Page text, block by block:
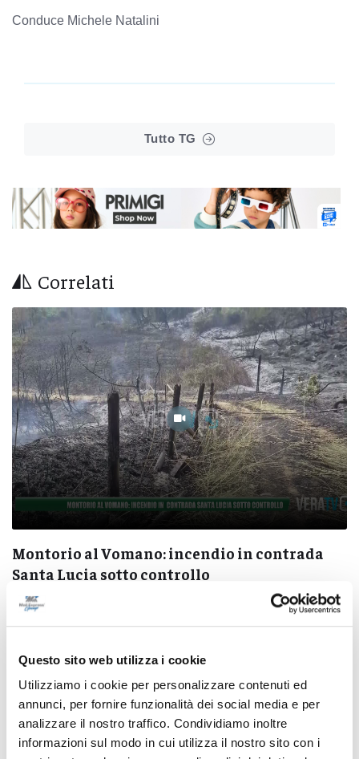
Questo sito web utilizza i cookie
Utilizziamo i cookie per personalizzare contenuti ed
annunci, per fornire funzionalità dei social media e per
analizzare il nostro traffico. Condividiamo inoltre
informazioni sul modo in cui utilizza il nostro sito con i
Conduce Michele Natalini
Tutto TG
Correlati
Montorio al Vomano: incendio in contrada
Santa Lucia sotto controllo
07/08/2026
Pubblicità